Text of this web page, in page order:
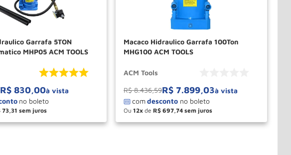
Garrafa 5TON
MHP05 ACM TOOLS
R$ 830,00à vista
73, 31
＋ COMPRAR
Macaco Hidraulico Garrafa 100Ton
MHG100 ACM TOOLS
ACM Tools
R$ 8.436,59R$ 7.899,03à vista
Ou 12 de R$ 697, 74
＋
－ COMPRAR